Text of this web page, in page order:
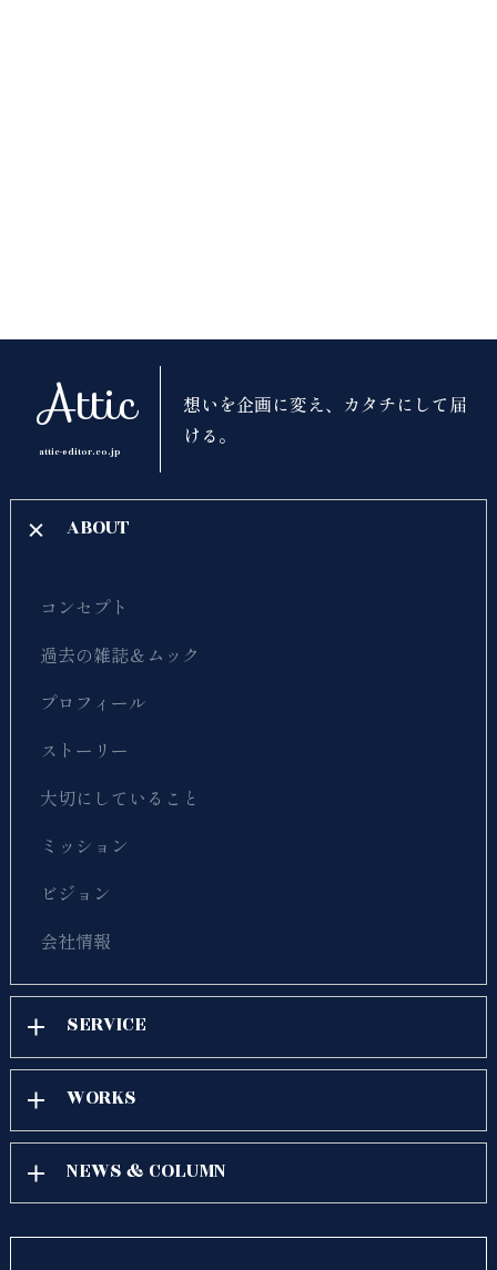
Attic
attic-editor.co.jp
想いを企画に変え、カタチにして届
ける。
ABOUT
コンセプト
過去の雑誌＆ムック
プロフィール
ストーリー
大切にしていること
ミッション
ビジョン
会社情報
SERVICE
WORKS
NEWS & COLUMN